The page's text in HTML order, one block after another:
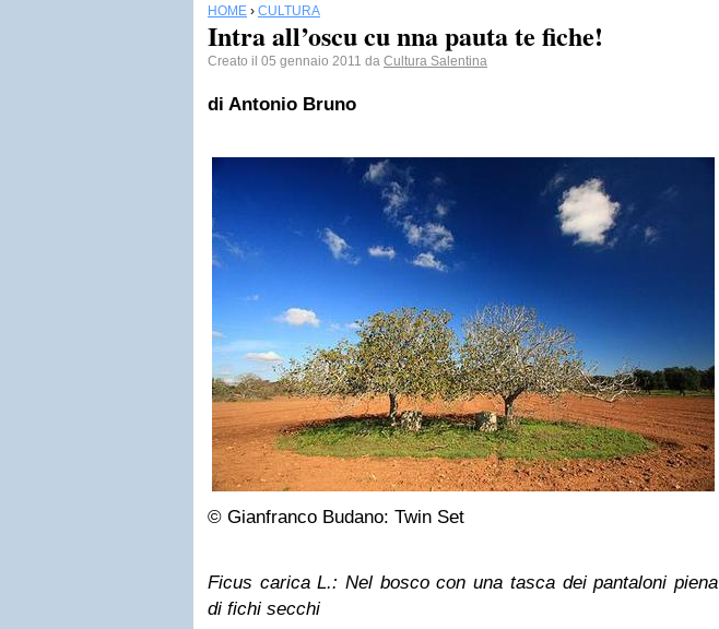
HOME › CULTURA
Intra all’oscu cu nna pauta te fiche!
Creato il 05 gennaio 2011 da Cultura Salentina
di Antonio Bruno
© Gianfranco Budano: Twin Set
Ficus carica L.: Nel bosco con una tasca dei pantaloni piena
di fichi secchi